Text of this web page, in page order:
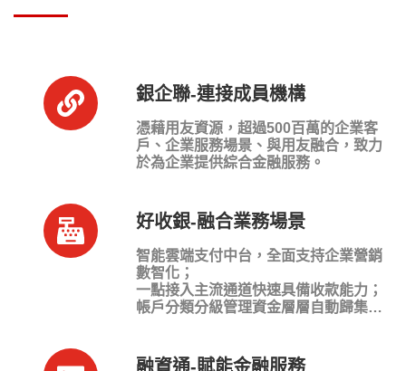
銀企聯-連接成員機構
憑藉用友資源，超過500百萬的企業客
戶、企業服務場景、與用友融合，致力
於為企業提供綜合金融服務。
好收銀-融合業務場景
智能雲端支付中台，全面支持企業營銷
數智化；
一點接入主流通道快速具備收款能力；
帳戶分類分級管理資金層層自動歸集…
融資通-賦能金融服務